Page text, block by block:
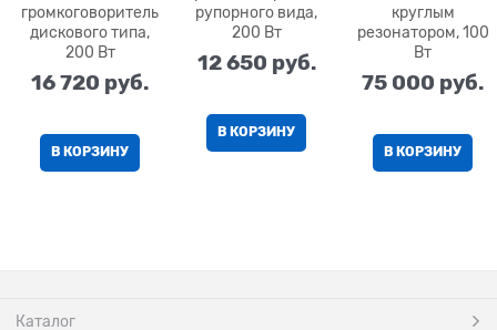
громкоговоритель
дискового типа,
200 Вт
16 720 руб.
В КОРЗИНУ
рупорного вида,
200 Вт
12 650 руб.
В КОРЗИНУ
круглым
резонатором, 100
Вт
75 000 руб.
В КОРЗИНУ
Каталог